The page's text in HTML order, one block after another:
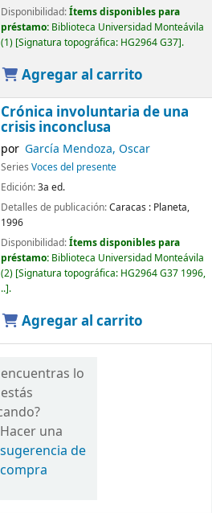
Disponibilidad:Ítems disponibles para
préstamo: Biblioteca Universidad Monteávila
(1) Signatura topográfica: HG2964 G37 .
Agregar al carrito
Crónica involuntaria de una
crisis inconclusa
por García Mendoza, Oscar
Series Voces del presente
Edición:3a ed.
Detalles de publicación:Caracas : Planeta,
1996
Disponibilidad:Ítems disponibles para
préstamo: Biblioteca Universidad Monteávila
(2) Signatura topográfica: HG2964 G37 1996,
.. .
Agregar al carrito
lo
Hacer una
sugerencia de
compra